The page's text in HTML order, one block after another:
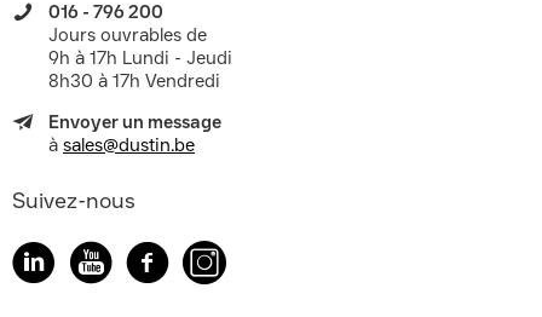
016 - 796 200
Jours ouvrables de
9h à 17h Lundi - Jeudi
8h30 à 17h Vendredi
Envoyer un message
à sales@dustin.be
Suivez-nous